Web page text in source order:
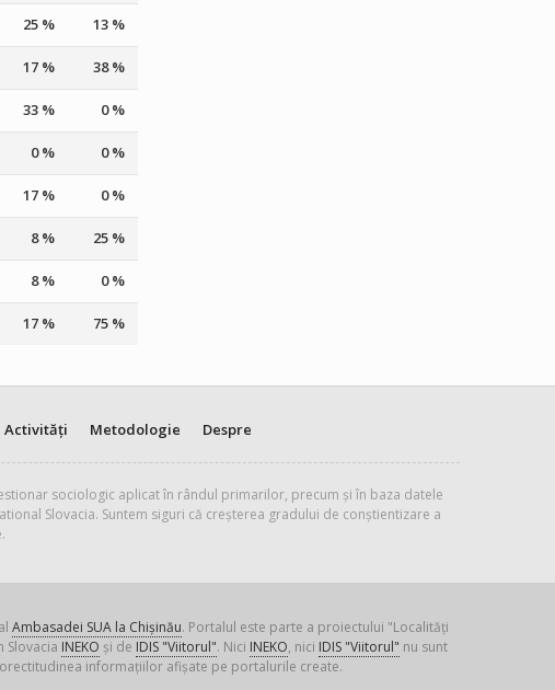
25 % 13 %
17 % 38 %
33 % 0 %
0 % 0 %
17 % 0 %
8 % 25 %
8 % 0 %
17 % 75 %
Activități Metodologie Despre
sociologic aplicat în rândul primarilor, precum și în baza datele
Slovacia. Suntem siguri că creșterea gradului de conștientizare a
Ambasadei SUA la Chișinău. Portalul este parte a proiectului "Localități
INEKO și de IDIS "Viitorul". Nici INEKO, nici IDIS "Viitorul" nu sunt
informațiilor afișate pe portalurile create.